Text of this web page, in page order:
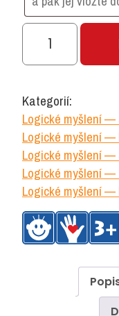
Denní
návyky
Kategorií:
Logické myšlení —
Logické myšlení —
Logické myšlení —
Logické myšlení
Logické myšlení